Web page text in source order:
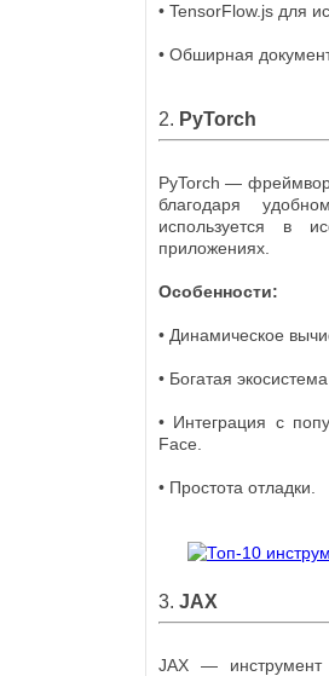
• TensorFlow.js для
• Обширная
2. PyTorch
PyTorch —
благодаря
используется в
приложениях.
Особенности:
• Динамическое
• Богатая
• Интеграция с
Face.
• Простота отладки.
3. JAX
JAX — инструмент